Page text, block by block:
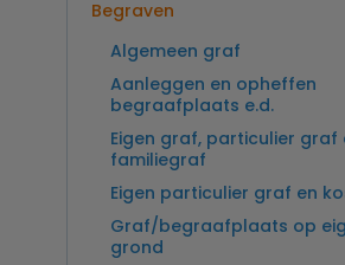
Exclusieve uitvaart
Begraven
Algemeen graf
Aanleggen en opheffen
begraafplaats e.d.
Eigen graf, particulier graf
familiegraf
Eigen particulier graf en
Graf/begraafplaats op
grond